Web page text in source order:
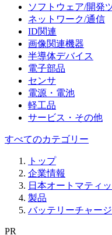
ソフトウェア/開発
ネットワーク/通信
ID関連
画像関連機器
半導体デバイス
電子部品
センサ
電源・電池
軽工品
サービス・その他
すべてのカテゴリー
トップ
企業情報
日本オートマティ
製品
バッテリーチャー
PR